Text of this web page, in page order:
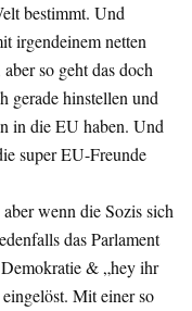
bestimmt. Und
irgendeinem netten
so geht das doch
gerade hinstellen und
in die EU haben. Und
super EU-Freunde
wenn die Sozis sich
das Parlament
& „hey ihr
Mit einer so